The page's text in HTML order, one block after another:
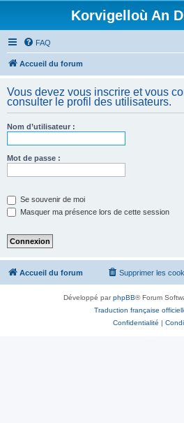
Korvigelloù An
FAQ
Accueil du forum
Vous devez vous inscrire et vous
consulter le profil des utilisateurs.
Nom d’utilisateur :
Mot de passe :
Se souvenir de moi
Masquer ma présence lors de cette session
Accueil du forum Supprimer les
Développé parphpBB® Forum
Traduction française
Confidentialité |